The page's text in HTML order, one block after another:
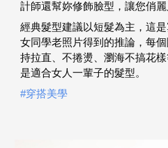
計師還幫妳修飾臉型，讓您俏麗
經典髮型建議以短髮為主，這
女同學老照片得到的推論，每
持拉直、不捲燙、瀏海不搞花
是適合女人一輩子的髮型。
#穿搭美學